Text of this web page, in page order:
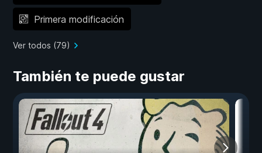
Primera modificación
Ver todos (79)
También te puede gustar